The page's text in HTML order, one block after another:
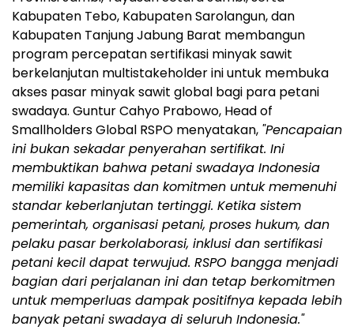
Kabupaten Tebo, Kabupaten Sarolangun, dan
Kabupaten Tanjung Jabung Barat membangun
program percepatan sertifikasi minyak sawit
berkelanjutan multistakeholder ini untuk membuka
akses pasar minyak sawit global bagi para petani
swadaya. Guntur Cahyo Prabowo, Head of
Smallholders Global RSPO menyatakan, "Pencapaian
ini bukan sekadar penyerahan sertifikat. Ini
membuktikan bahwa petani swadaya Indonesia
memiliki kapasitas dan komitmen untuk memenuhi
standar keberlanjutan tertinggi. Ketika sistem
pemerintah, organisasi petani, proses hukum, dan
pelaku pasar berkolaborasi, inklusi dan sertifikasi
petani kecil dapat terwujud. RSPO bangga menjadi
bagian dari perjalanan ini dan tetap berkomitmen
untuk memperluas dampak positifnya kepada lebih
banyak petani swadaya di seluruh Indonesia."